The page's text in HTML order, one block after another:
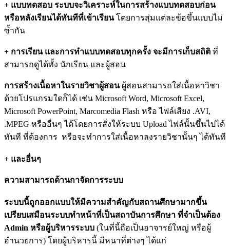
+ แบบทดสอบ ระบบจะวิเคราะห์ในการสร้างแบบทดสอบก่อน
หรือหลังเรียนได้ทันทีที่เข้าเรียนโดยการสุ่มแต่ละข้อขึ้นแบบไม่
ซ้ำกัน
+ การเรียน และการทำแบบทดสอบทุกครั้ง จะมีการเก็บสถิติ ที่
สามารถดูได้ทั้ง นักเรียน และผู้สอน
การสร้างเนื้อหาในรายวิชาผู้สอนผู้สอนสามารถใส่เนื้อหาวิชา
ด้วยโปรแกรมใดก็ได้ เช่น Microsoft Word, Microsoft Excel,
Microsoft PowerPoint, Marcomedia Flash หรือ ไฟล์เสียง .AVI,
.MPEG หรืออื่นๆ ได้โดยการสั่งให้ระบบ Upload ไฟล์นั้นขึ้นไปได้
ทันที ที่ต้องการ หรือจะทำการใส่เนื้อหาลงรายวิชานั้นๆ ได้ทันที
+ และอื่นๆ
ความสามารถด้านกาจัดการระบบ
ระบบนี้ถูกออกแบบให้มีความสำคัญกับสถานศึกษามากขึ้น
เปรียบเสมือนระบบทำหน้าที่เป็นสถาบันการศึกษา ที่จำเป็นต้อง
Admin หรือผู้บริหารระบบ (ในที่นี้ถือเป็นอาจารย์ใหญ่ หรือผู้
อำนวยการ) โดยผู้บริหารนี้ มีหนาที่ต่างๆ ได้แก่